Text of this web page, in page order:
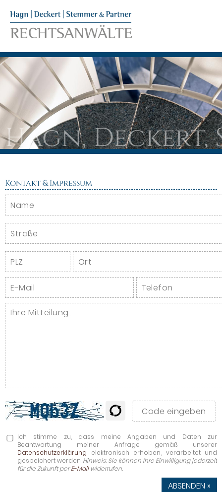
Hagn, Deckert,
Kontakt & Impressum
Ich stimme zu, dass meine Angaben und Daten zur
Beantwortung meiner Anfrage gemäß unserer
Datenschutzerklärung elektronisch erhoben, verarbeitet und
gespeichert werden. Hinweis: Sie können Ihre Einwilligung jederzeit
für die Zukunft perE-Mailwiderrufen.
ABSENDEN »